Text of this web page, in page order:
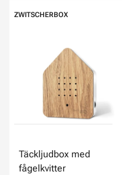
ZWITSCHERBOX
Täckljudbox med
fågelkvitter